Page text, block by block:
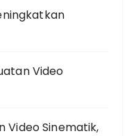
Video
Video Sinematik,